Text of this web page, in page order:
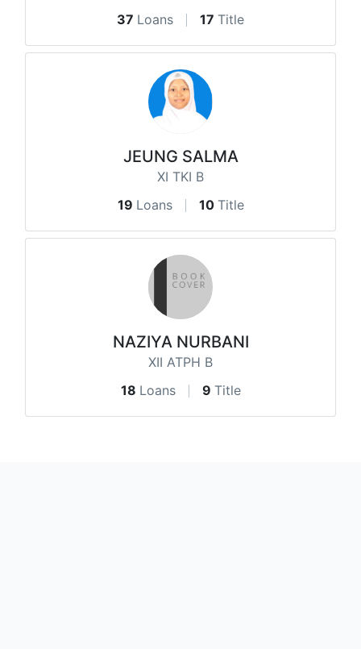
37 Loans 17 Title
JEUNG SALMA
XI TKI B
19 Loans 10 Title
NAZIYA NURBANI
XII ATPH B
18 Loans 9 Title